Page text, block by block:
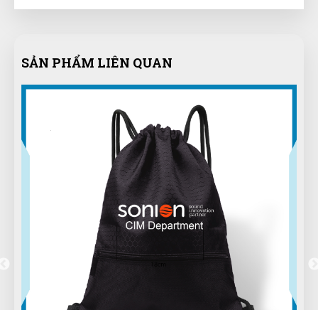
Sản phẩm dùng được, phù hợp với giá tiền.
Phi Pha Nguyễn
(Đánh giá 1 năm trước)
Hàng mới. Không chê vào đâu được. Thanks shop!
Thiên Phước
(Đánh giá 1 năm trước)
SẢN PHẨM LIÊN QUAN